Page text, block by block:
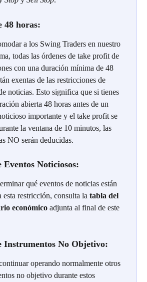
48 horas:
a los Swing Traders en nuestro
todas las órdenes de take profit de
con una duración mínima de 48
exentas de las restricciones de
noticias. Esto significa que si tienes
abierta 48 horas antes de un
importante y el take profit se
la ventana de 10 minutos, las
NO serán deducidas.
Eventos Noticiosos:
qué eventos de noticias están
esta restricción, consulta la tabla del
económico adjunta al final de este
Instrumentos No Objetivo:
operando normalmente otros
no objetivo durante estos